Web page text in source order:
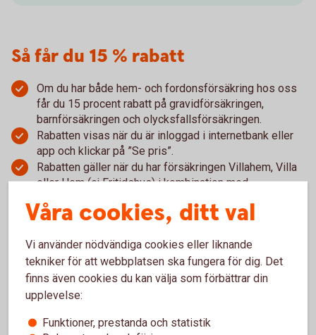
Så får du 15 % rabatt
Om du har både hem- och fordonsförsäkring hos oss
får du 15 procent rabatt på gravidförsäkringen,
barnförsäkringen och olycksfallsförsäkringen.
Rabatten visas när du är inloggad i internetbank eller
app och klickar på ”Se pris”.
Rabatten gäller när du har försäkringen Villahem, Villa
eller Hem (ej Fritidshus) i kombination med
Våra cookies, ditt val
Vi använder nödvändiga cookies eller liknande
tekniker för att webbplatsen ska fungera för dig. Det
finns även cookies du kan välja som förbättrar din
upplevelse:
Funktioner, prestanda och statistik